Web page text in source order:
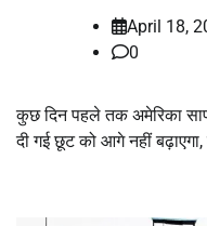
April 18,
0
कुछ दिन पहले तक अमेरिका
दी गई छूट को आगे नहीं